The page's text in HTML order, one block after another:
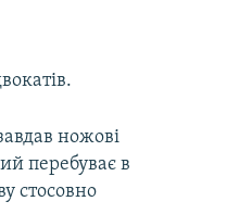
ножові
перебуває в
стосовно